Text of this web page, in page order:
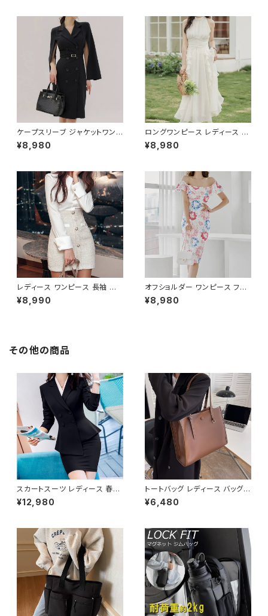
ビジネススーツ ロング パンツス
ーツ ロングパンツ ペプラム ノー
カラースーツ ペプラムジャケット
レディーススーツ 大きいサイズ
オフィス OL オフィスカジュアル
ビジネス 結婚式 パーティー お
呼ばれ ブラック ネイビー グレ
ー S M L XL 2XL 3XL 4XL 5
XL 10代 20代 30代 40代 C-
WAW1079
ワンピドレス OL エレガント フ
ォーマル ブラック ボルドー ホワ
イト 大きいサイズ きれいめ ドレ
スワンピース お呼ばれ 韓国 フ
ァッション オフィスカジュアル 韓
国風 キャバドレス ナイトドレス
ナイトワンピ カジュアル 10代 2
0代 30代 40代 C-OSS0127
ケープスリーブ ジャケットワンピ
ース ベルト付き ワンピース レデ
ィース 長袖 襟付き タイト スー
ート 二次会 結婚式 春 夏 秋 冬
お呼ばれ ブラック ベージュ お
しゃれ 高見え 20代 30代 40代
フォーマル 体型カバー 人気 トレ
ンド C-OSS0136
¥8,980
ロングワンピース レディース シ
フォン フリル ハイネック ノース
リーブ フレア Aライン エレガン
秋 冬 お呼ばれ デート 食事会
フォーマル リゾート パーティー
人気 大人可愛い ホワイト C-O
¥8,980
レディース ワンピース 長袖 シャ
ツワンピース ツイード切替 ミニ
ワンピース 上品 フォーマル ホ
冬 着痩せ効果 きちんと見え カ
¥8,990
オフショルダー ワンピース フラ
ワー柄 タイトワンピース ドレス
花柄ワンピ 春夏 エレガント 大
¥8,980
その他の商品
スカートスーツ レディース 春夏
秋冬 春 夏 秋 冬 黒 スーツ 上
下セット 2点セット ジャケット ス
ロング スカートスーツ ロングス
カート ペプラム フリル ペプラム
ジャケット レディーススーツ 大
きいサイズ 変形デザイン タイト
スカート ミニスカート スーツス
カート オフィス OL オフィスカジ
ュアル ビジネス 結婚式 パーテ
ィー お呼ばれ ボルドー ブラック
10代 20代 30代 40代 C-WA
¥12,980
トートバッグ レディース バッグ
春夏 秋冬 春 夏 秋 冬 黒 白 バ
ッグ ハンドバッグ 肩掛け かばん
バッグ シンプル トートバック ホ
ワイト ベージュ コーヒー ブラッ
ク デート 通勤バッグ オフィスカ
ジュアル デイリー お出かけ オ
フィス カジュアル OL 上品 大人
10代 20代 30代 40代 K-B00
53
¥6,480